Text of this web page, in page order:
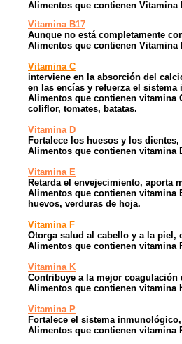
Alimentos que contienen Vitamina
Vitamina B17
Aunque no está completamente
Alimentos que contienen Vitamina
Vitamina C
interviene en la absorción del
en las encías y refuerza el
Alimentos que contienen vitamina
coliflor, tomates, batatas.
Vitamina D
Fortalece los huesos y los
Alimentos que contienen vitamina
Vitamina E
Retarda el envejecimiento, aporta
Alimentos que contienen vitamina
huevos, verduras de hoja.
Vitamina F
Otorga salud al cabello y a la piel,
Alimentos que contienen vitamina
Vitamina K
Contribuye a la mejor coagulación
Alimentos que contienen vitamina
Vitamina P
Fortalece el sistema
Alimentos que contienen vitamina